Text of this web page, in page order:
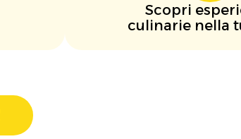
Scopri
culinarie nella